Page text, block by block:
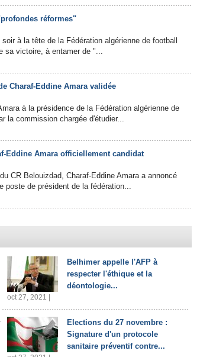
réformes"
à la tête de la Fédération algérienne de football
sa victoire, à entamer de "...
Charaf-Eddine Amara validée
à la présidence de la Fédération algérienne de
la commission chargée d'étudier...
Eddine Amara officiellement candidat
CR Belouizdad, Charaf-Eddine Amara a annoncé
poste de président de la fédération...
Belhimer appelle l'AFP à
respecter l'éthique et la
déontologie...
oct 27, 2021 |
Elections du 27 novembre :
Signature d'un protocole
sanitaire préventif contre...